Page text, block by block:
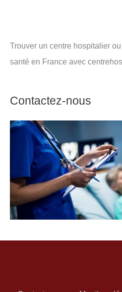
Trouver un centre hospitalier
santé en France avec
Contactez-nous